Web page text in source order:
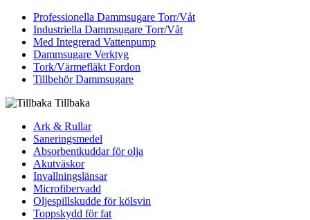
Professionella Dammsugare Torr/Våt
Industriella Dammsugare Torr/Våt
Med Integrerad Vattenpump
Dammsugare Verktyg
Tork/Värmefläkt Fordon
Tillbehör Dammsugare
Tillbaka
Ark & Rullar
Saneringsmedel
Absorbentkuddar för olja
Akutväskor
Invallningslänsar
Microfibervadd
Oljespillskudde för kölsvin
Toppskydd för fat